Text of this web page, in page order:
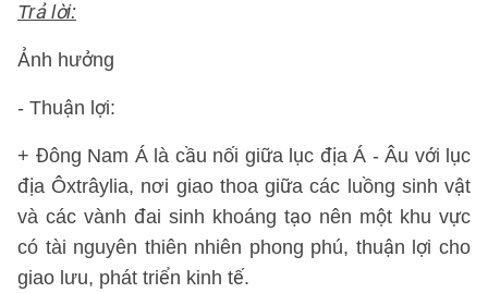
Trả lời:
Ảnh hưởng
- Thuận lợi:
+ Đông Nam Á là cầu nối giữa lục địa Á - Âu với lục
địa Ôxtrâylia, nơi giao thoa giữa các luồng sinh vật
và các vành đai sinh khoáng tạo nên một khu vực
có tài nguyên thiên nhiên phong phú, thuận lợi cho
giao lưu, phát triển kinh tế.